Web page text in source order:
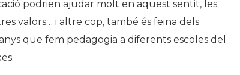
podrien ajudar molt en aquest sentit, les
valors… i altre cop, també és feina dels
que fem pedagogia a diferents escoles del